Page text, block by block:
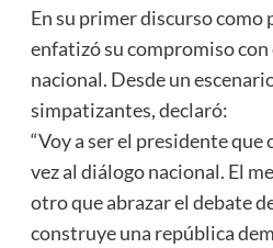
En su primer discurso
enfatizó su compromiso
nacional. Desde un
simpatizantes, declaró:
“Voy a ser el presidente que
vez al diálogo nacional. El
otro que abrazar el debate
construye una república